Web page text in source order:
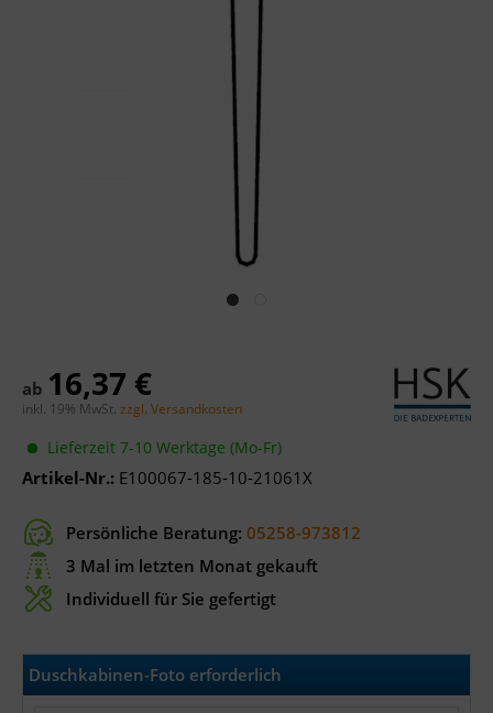
ab 16,37 €
inkl. 19% MwSt. zzgl. Versandkosten
Lieferzeit 7-10 Werktage (Mo-Fr)
Artikel-Nr.: E100067-185-10-21061X
Persönliche Beratung: 05258-973812
3 Mal im letzten Monat gekauft
Individuell für Sie gefertigt
Duschkabinen-Foto erforderlich